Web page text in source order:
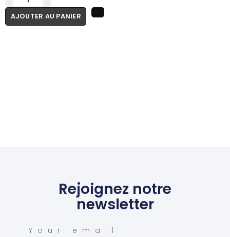
AJOUTER AU PANIER
Rejoignez notre
newsletter